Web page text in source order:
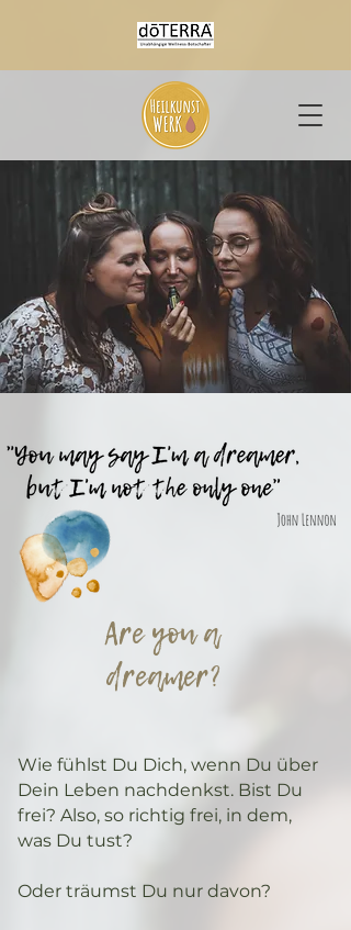
Are you a
dreamer?
Wie fühlst Du Dich, wenn Du über
Dein Leben nachdenkst. Bist Du
frei? Also, so richtig frei, in dem,
was Du tust?
Oder träumst Du nur davon?